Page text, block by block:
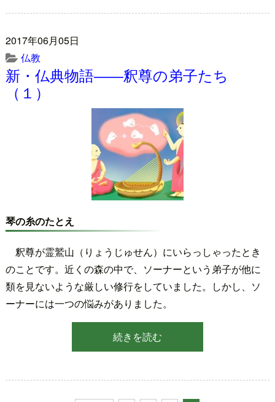
2017年06月05日
仏教
新・仏典物語――釈尊の弟子たち
（１）
琴の糸のたとえ
釈尊が霊鷲山（りょうじゅせん）にいらっしゃったとき
のことです。近くの森の中で、ソーナーという弟子が他に
類を見ないような厳しい修行をしていました。しかし、ソ
ーナーには一つの悩みがありました。
続きを読む